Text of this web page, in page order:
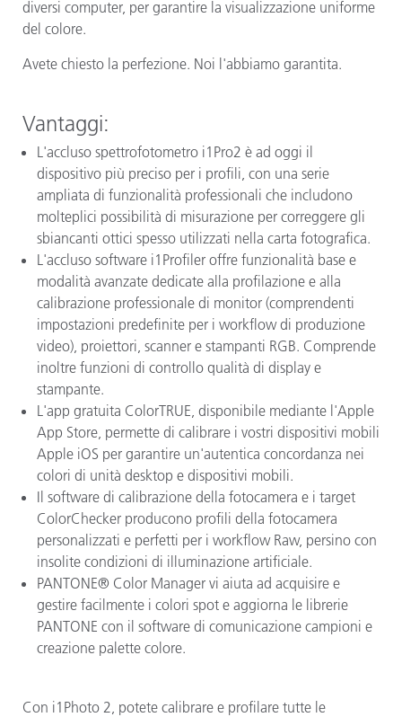
diversi computer, per garantire la visualizzazione uniforme
del colore.
Avete chiesto la perfezione. Noi l'abbiamo garantita.
Vantaggi:
L'accluso spettrofotometro i1Pro2 è ad oggi il
dispositivo più preciso per i profili, con una serie
ampliata di funzionalità professionali che includono
molteplici possibilità di misurazione per correggere gli
sbiancanti ottici spesso utilizzati nella carta fotografica.
L'accluso software i1Profiler offre funzionalità base e
modalità avanzate dedicate alla profilazione e alla
calibrazione professionale di monitor (comprendenti
impostazioni predefinite per i workflow di produzione
video), proiettori, scanner e stampanti RGB. Comprende
inoltre funzioni di controllo qualità di display e
stampante.
L'app gratuita ColorTRUE, disponibile mediante l'Apple
App Store, permette di calibrare i vostri dispositivi mobili
Apple iOS per garantire un'autentica concordanza nei
colori di unità desktop e dispositivi mobili.
Il software di calibrazione della fotocamera e i target
ColorChecker producono profili della fotocamera
personalizzati e perfetti per i workflow Raw, persino con
insolite condizioni di illuminazione artificiale.
PANTONE® Color Manager vi aiuta ad acquisire e
gestire facilmente i colori spot e aggiorna le librerie
PANTONE con il software di comunicazione campioni e
creazione palette colore.
Con i1Photo 2, potete calibrare e profilare tutte le